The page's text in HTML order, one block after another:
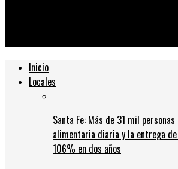
Inicio
Locales
Santa Fe: Más de 31 mil
alimentaria diaria y la entrega
106% en dos años